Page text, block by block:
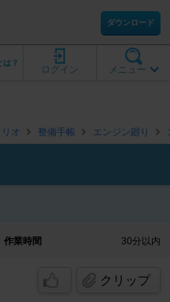
ダウンロード
メニュー
ログイン
は？
リオ 整備手帳 エンジン廻り
作業時間 30分以内
クリップ